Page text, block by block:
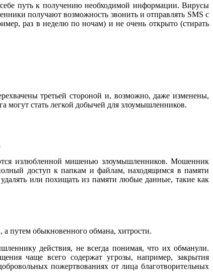
путь к получению необходимой информации. Вирусы
получают возможность звонить и отправлять SMS с
раз в неделю по ночам) и не очень открыто (стирать
третьей стороной и, возможно, даже изменены,
могут стать легкой добычей для злоумышленников.
излюбленной мишенью злоумышленников. Мошенник
доступ к папкам и файлам, находящимся в памяти
или похищать из памяти любые данные, такие как
путем обыкновенного обмана, хитрости.
действия, не всегда понимая, что их обманули.
чаще всего содержат угрозы, например, закрытия
пожертвованиях от лица благотворительных